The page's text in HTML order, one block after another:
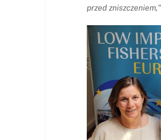
przed zniszczeniem,